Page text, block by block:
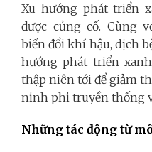
Xu hướng phát triển
được củng cố. Cùng
biến đổi khí hậu, dịch
hướng phát triển
thập niên tới để giảm
ninh phi truyền thống
Những tác động từ